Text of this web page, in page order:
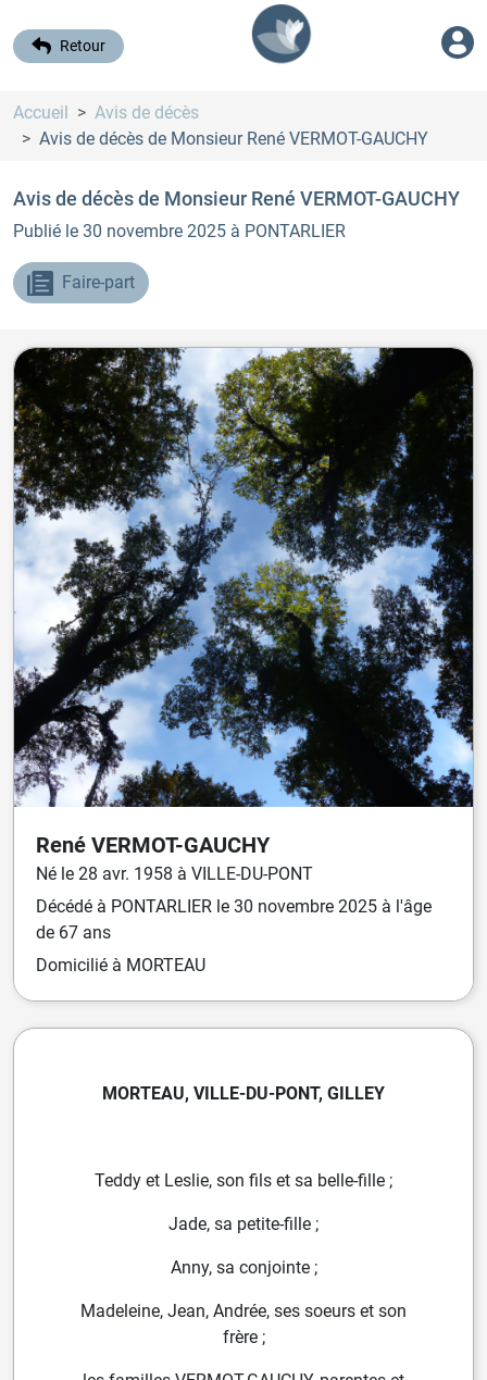
Retour
Accueil
Avis de décès
Avis de décès de Monsieur René VERMOT-GAUCHY
Avis de décès de Monsieur René VERMOT-GAUCHY
Publié le 30 novembre 2025 à PONTARLIER
Faire-part
René VERMOT-GAUCHY
Né le 28 avr. 1958 à VILLE-DU-PONT
Décédé à PONTARLIER le 30 novembre 2025 à l'âge
de 67 ans
Domicilié à MORTEAU
MORTEAU, VILLE-DU-PONT, GILLEY
Teddy et Leslie, son fils et sa belle-fille ;
Jade, sa petite-fille ;
Anny, sa conjointe ;
Madeleine, Jean, Andrée, ses soeurs et son
frère ;